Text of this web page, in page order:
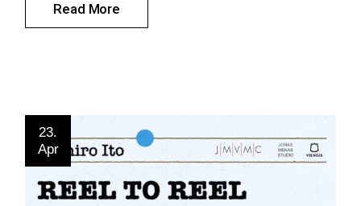
Read More
23.
Apr